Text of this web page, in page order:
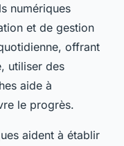
numériques
et de gestion
offrant
utiliser des
aide à
le progrès.
aident à établir